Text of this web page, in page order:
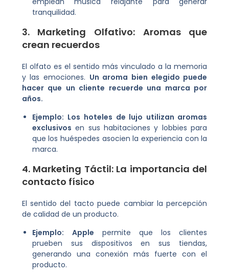
tranquilidad.
3. Marketing Olfativo: Aromas que
crean recuerdos
El olfato es el sentido más vinculado a la memoria
y las emociones. Un aroma bien elegido puede
hacer que un cliente recuerde una marca por
años.
Ejemplo: Los hoteles de lujo utilizan aromas
exclusivos en sus habitaciones y lobbies para
que los huéspedes asocien la experiencia con la
marca.
4. Marketing Táctil: La importancia del
contacto físico
El sentido del tacto puede cambiar la percepción
de calidad de un producto.
Ejemplo:
Apple permite que los clientes
prueben sus dispositivos en sus tiendas,
generando una conexión más fuerte con el
producto.